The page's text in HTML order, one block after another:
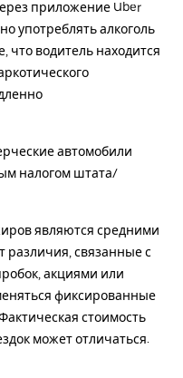
приложение Uber
употреблять алкоголь
что водитель находится
автомобили
налогом штата/
являются средними
различия, связанные с
акциями или
фиксированные
стоимость
может отличаться.